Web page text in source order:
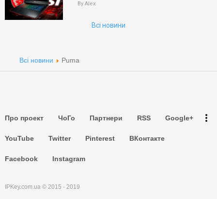
By Alex
Всі новини
Всі новини Puma
Про проект ЧоГо Партнери RSS Google+
YouTube Twitter Pinterest ВКонтакте
Facebook Instagram
more_vert
Партнери
IPKey.com.ua © 2015 - 2019